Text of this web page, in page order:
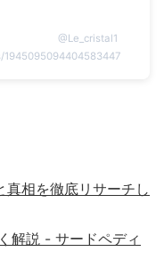
@Le_cristal1
1945095094404583447
相を徹底リサーチし
解説 - サードペディ